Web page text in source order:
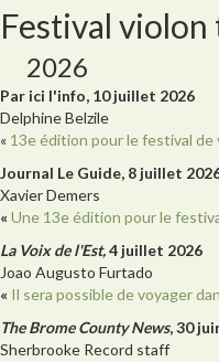
Festival
2026
Par ici l'info, 10 juillet 2026
Delphine Belzile
« 13e édition pour le festival
Journal Le Guide, 8 juillet
Xavier Demers
« Une 13e édition pour le
La Voix de l'Est,4 juillet 2026
Joao Augusto Furtado
« Il sera possible de voyager
The Brome County News, 30
Sherbrooke Record staff